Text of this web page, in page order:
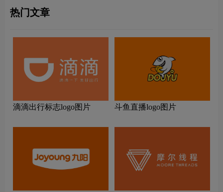
热门文章
滴滴出行标志logo图片 斗鱼直播logo图片